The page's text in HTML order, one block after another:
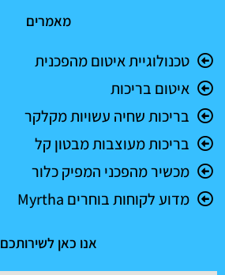
t
s
a
p
מאמרים
טכנולוגיית איטום מהפכנית
איטום בריכות
בריכות שחיה עשויות מקלקר
בריכות מעוצבות מבטון קל
מכשיר מהפכני המפיק כלור
מדוע לקוחות בוחרים Myrtha
אנו כאן לשירותכם